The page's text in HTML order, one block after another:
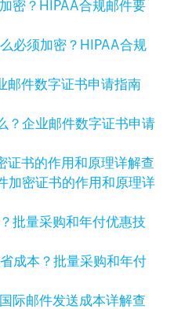
必须加密？HIPAA合规
？企业邮件数字证书申请
查
加密证书的作用和原理详
成本？批量采购和年付
查